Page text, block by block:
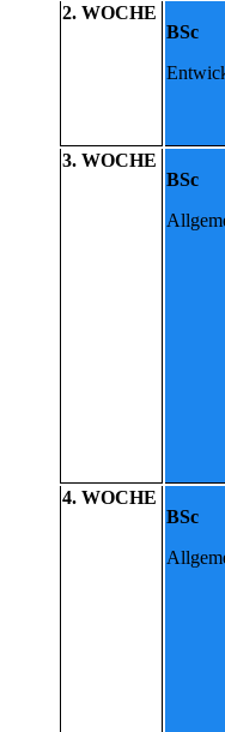
2. WOCHE
BSc
3. WOCHE
BSc
4. WOCHE
BSc